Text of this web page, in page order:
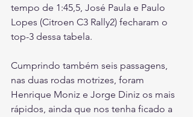
tempo de 1:45,5, José Paula e Paulo
Lopes (Citroen C3 Rally2) fecharam o
top-3 dessa tabela.
Cumprindo também seis passagens,
nas duas rodas motrizes, foram
Henrique Moniz e Jorge Diniz os mais
rápidos, ainda que nos tenha ficado a